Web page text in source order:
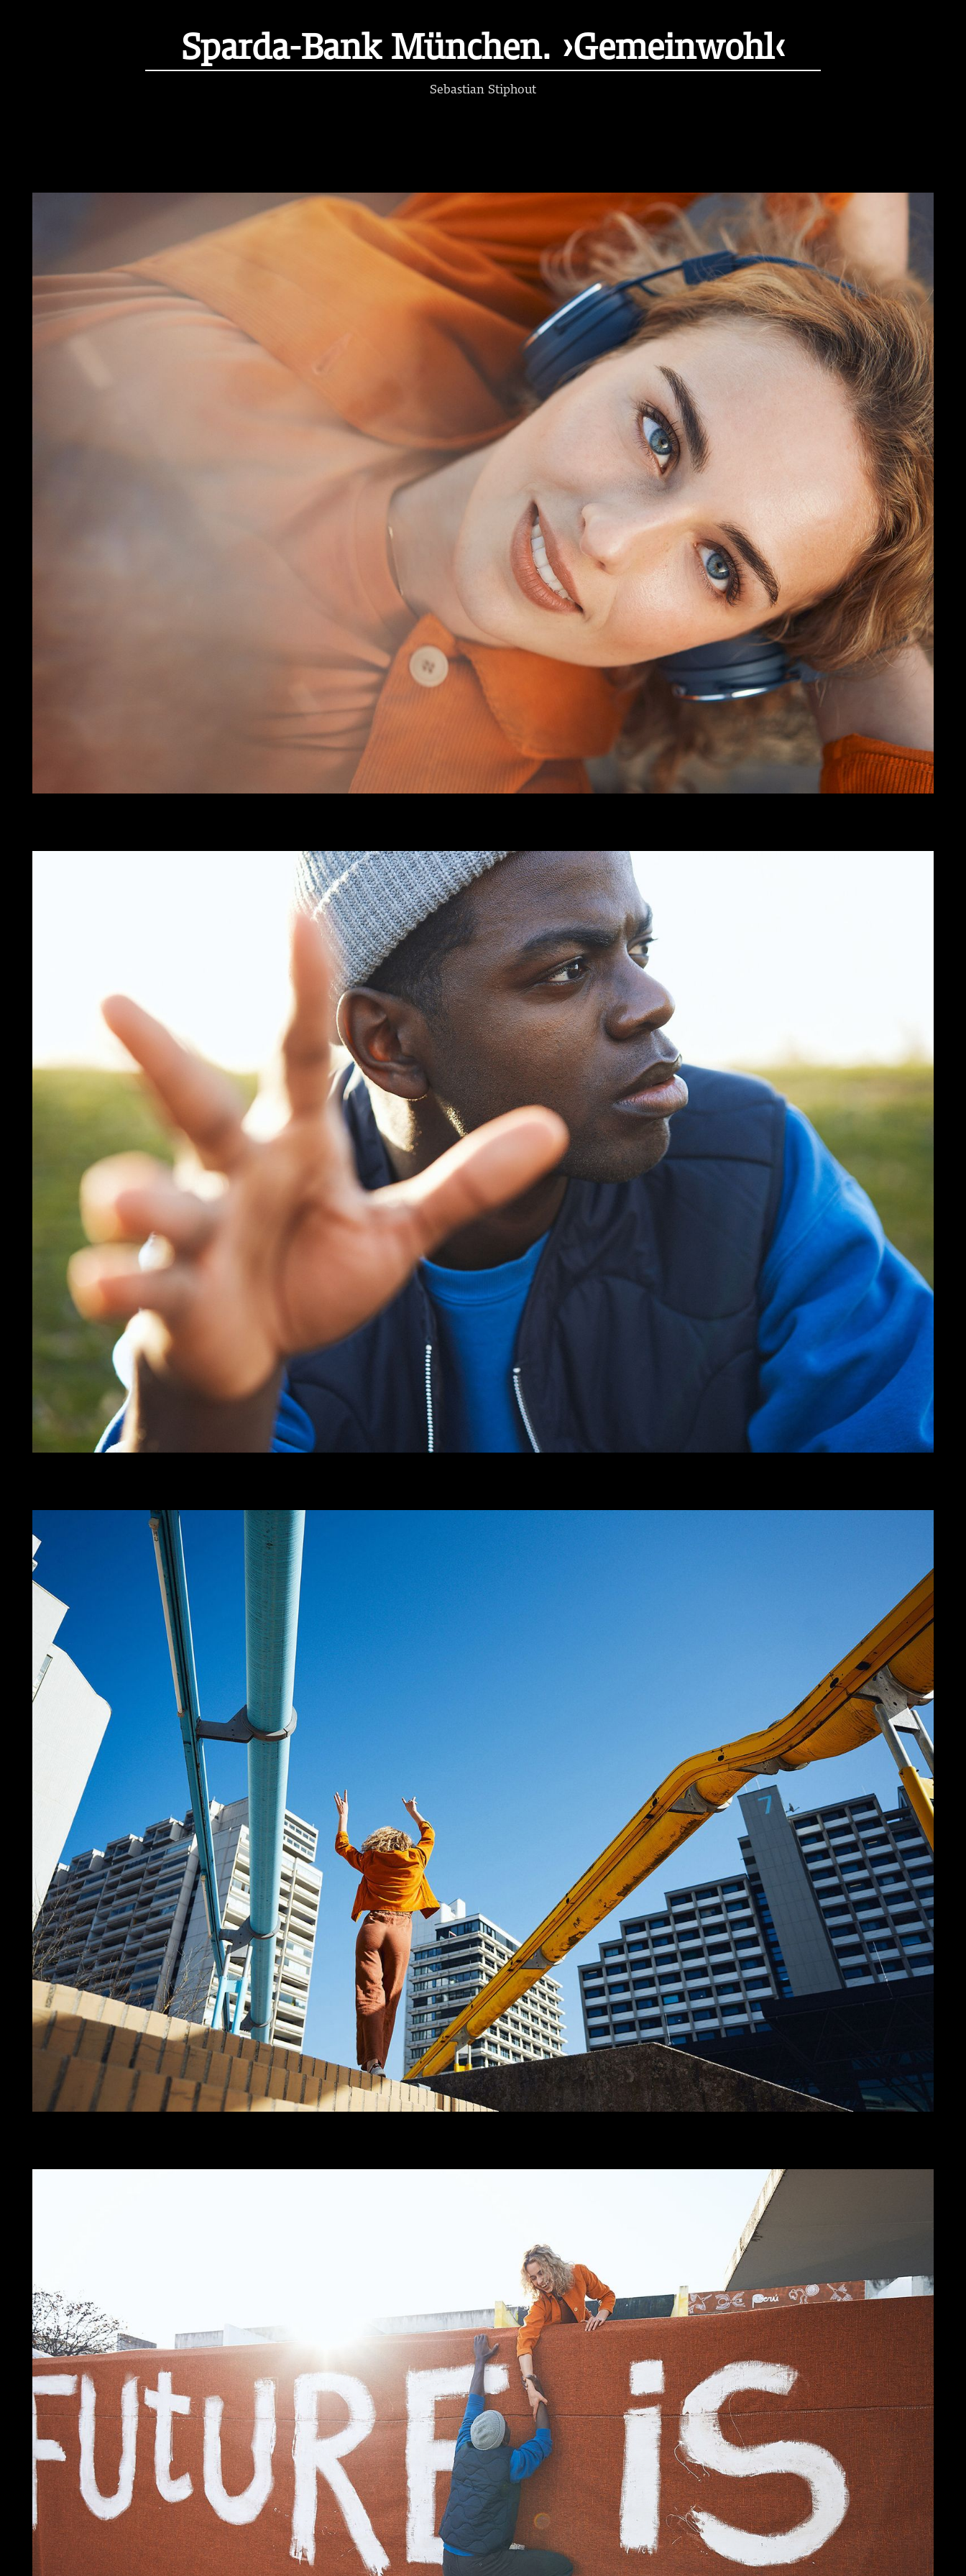
Sparda-Bank München. ›Gemeinwohl‹
Sebastian Stiphout